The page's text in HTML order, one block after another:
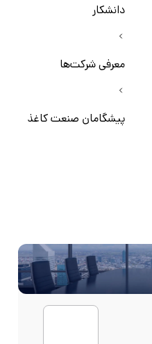
دانشکار
معرفی شرکت‌ها
پیشگامان صنعت کاغذ